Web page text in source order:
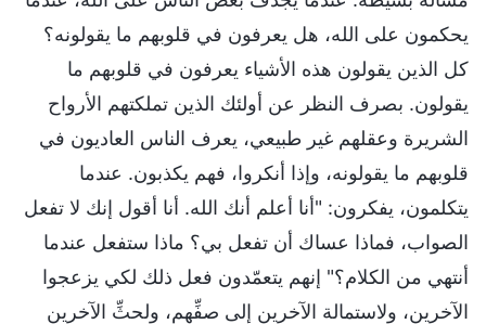
يحكمون على الله، هل يعرفون في قلوبهم ما يقولونه؟
كل الذين يقولون هذه الأشياء يعرفون في قلوبهم ما
يقولون. بصرف النظر عن أولئك الذين تملكتهم الأرواح
الشريرة وعقلهم غير طبيعي، يعرف الناس العاديون في
قلوبهم ما يقولونه، وإذا أنكروا، فهم يكذبون. عندما
يتكلمون، يفكرون: "أنا أعلم أنك الله. أنا أقول إنك لا تفعل
الصواب، فماذا عساك أن تفعل بي؟ ماذا ستفعل عندما
أنتهي من الكلام؟" إنهم يتعمّدون فعل ذلك لكي يزعجوا
الآخرين، ولاستمالة الآخرين إلى صفِّهم، ولحثِّ الآخرين